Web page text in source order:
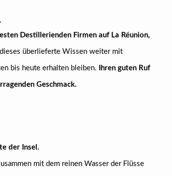
Destillerienden Firmen auf La Réunion,
überlieferte Wissen weiter mit
bis heute erhalten bleiben. Ihren guten Ruf
Geschmack.
der Insel.
mit dem reinen Wasser der Flüsse